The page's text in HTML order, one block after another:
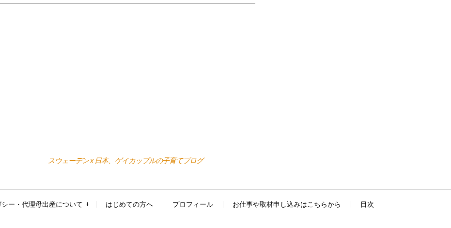
スウェーデン x 日本、ゲイカップルの子育てブログ
ー・代理母出産について はじめての方へ プロフィール お仕事や取材申し込みはこちらから 目次